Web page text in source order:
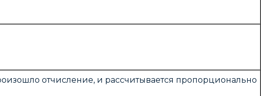
отчисление, и рассчитывается пропорционально